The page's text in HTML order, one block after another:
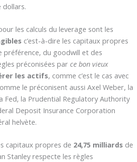
dollars.
les calculs du leverage sont les
c’est-à-dire les capitaux propres
préférence, du goodwill et des
préconisées par ce bon vieux
les actifs, comme c’est le cas avec
le préconisent aussi Axel Weber, la
Fed, la Prudential Regulatory Authority
Deposit Insurance Corporation
helvète.
capitaux propres de 24,75 milliards de
Stanley respecte les règles